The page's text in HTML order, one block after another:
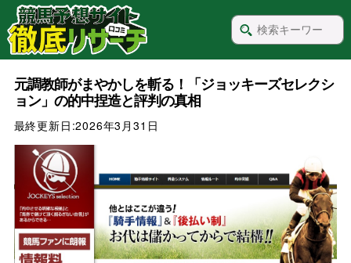
元調教師がまやかしを斬る！「ジョッキーズセレクシ
ョン」の的中捏造と評判の真相
最終更新日:2026年3月31日